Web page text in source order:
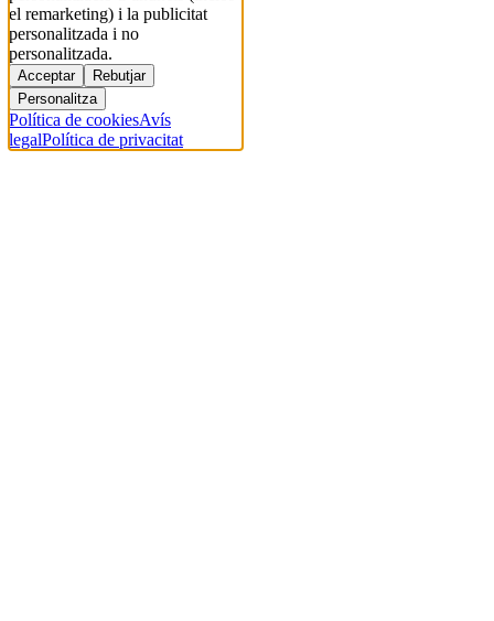
el remarketing) i la publicitat
personalitzada i no
personalitzada.
Acceptar
Rebutjar
Personalitza
Política de cookiesAvís
legalPolítica de privacitat